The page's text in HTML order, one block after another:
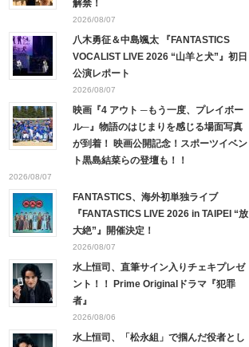
解禁！
2026/08/07
八木勇征＆中島颯太 『FANTASTICS
VOCALIST LIVE 2026 “山羊と犬”』初日
公演レポート
2026/08/07
映画『4 アウト ─もう一度、プレイボー
ル─』物語のはじまりを感じる場面写真
が到着！ 映画公開記念！スポーツイベン
ト黒島結菜らの登壇も！！
2026/08/07
FANTASTICS、海外初単独ライブ
『FANTASTICS LIVE 2026 in TAIPEI “放
大絶”』開催決定！
2026/08/07
水上恒司、直筆サイン入りチェキプレゼ
ント！！ Prime Originalドラマ『犯罪
者』
2026/08/06
水上恒司、「松永組」で掴んだ役者とし